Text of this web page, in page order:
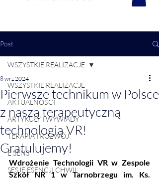
Post
WSZYSTKIE REALIZACJE
AKTUALNOŚCI
ARTYKUŁY I WYWIADY
TERAPIA I ROZWÓJ
E SENS
SESJE ESENCJI CHWIL
WSZYSTKIE REALIZACJE
Pierwsze technikum w Polsce
z naszą terapeutyczną
technologią VR!
Gratulujemy!
8 wrz 2024
Wdrożenie Technologii VR w Zespole
Szkół NR 1 w Tarnobrzegu im. Ks.